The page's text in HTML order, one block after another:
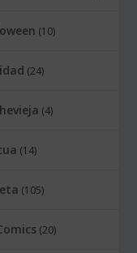
(10)
(24)
(4)
(14)
(105)
(20)